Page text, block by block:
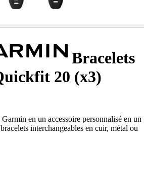
Bracelets
20 (x3)
en un accessoire personnalisé en un
interchangeables en cuir, métal ou